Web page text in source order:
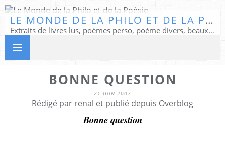
LE MONDE DE LA PHILO ET DE LA POÉSIE
Extraits de livres lus, poèmes perso, poème divers, beaux textes...
BONNE QUESTION
21 JUIN 2007
Rédigé par renal et publié depuis Overblog
Bonne question